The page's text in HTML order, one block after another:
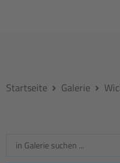
Startseite Galerie